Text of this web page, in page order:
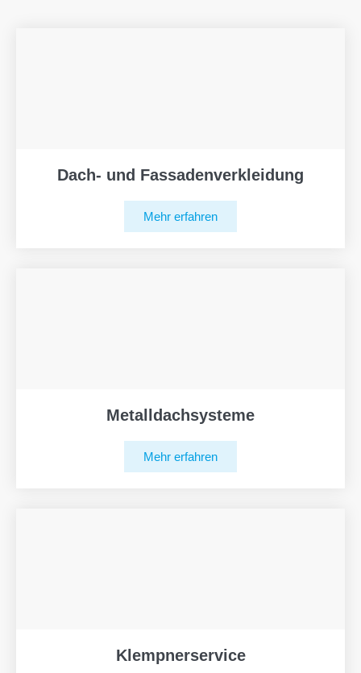
Dach- und Fassadenverkleidung
Mehr erfahren
Metalldachsysteme
Mehr erfahren
Klempnerservice